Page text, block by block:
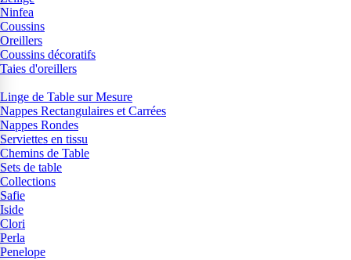
Ninfea
Coussins
Oreillers
Coussins décoratifs
Taies d'oreillers
Linge de Table sur Mesure
Nappes Rectangulaires et Carrées
Nappes Rondes
Serviettes en tissu
Chemins de Table
Sets de table
Collections
Safie
Iside
Clori
Perla
Penelope